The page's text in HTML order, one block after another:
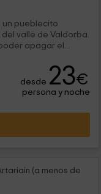
un pueblecito
valle de Valdorba.
apagar el...
desde 23€
persona y noche
(a menos de